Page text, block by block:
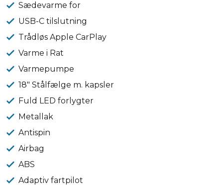
Sædevarme for
USB-C tilslutning
Trådløs Apple CarPlay
Varme i Rat
Varmepumpe
18" Stålfælge m. kapsler
Fuld LED forlygter
Metallak
Antispin
Airbag
ABS
Adaptiv fartpilot